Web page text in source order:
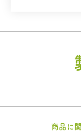
商品に